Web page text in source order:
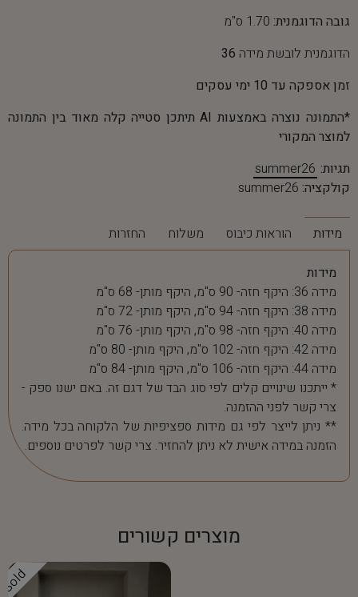
גובה הדוגמנית: 1.70 ס"מ
הדוגמנית לובשת מידה 36
זמן אספקה עד 10 ימי עסקים
*התמונה נוצרה באמצעות AI תיתכן סטייה קלה מאוד בין התמונה
למוצר המקורי
תגיות: summer26
קולקציה: summer26
מידות הוראות כיבוס משלוח החזרות
מידות
מידה 36: היקף חזה- 90 ס"מ, היקף מותן- 68 ס"מ
מידה 38: היקף חזה- 94 ס"מ, היקף מותן- 72 ס"מ
מידה 40: היקף חזה- 98 ס"מ, היקף מותן- 76 ס"מ
מידה 42: היקף חזה- 102 ס"מ, היקף מותן- 80 ס"מ
מידה 44: היקף חזה- 106 ס"מ, היקף מותן- 84 ס"מ
* ייתכנו שינויים קלים לפי סוג הבד של דגם זה. באם ישנו ספק -
צרי קשר לפני ההזמנה.
** ניתן לייצר לפי גם מידות ספציפיות של הלקוחה בכל מידה.
הזמנה במידה אישית לא ניתן להחזיר. צרי קשר לפרטים נוספים.
מוצרים קשורים
Sold